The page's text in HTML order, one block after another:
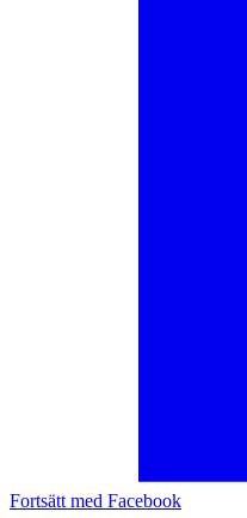
Fortsätt med Facebook